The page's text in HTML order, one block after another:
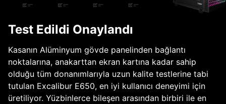
Test Edildi Onaylandı
Kasanın Alüminyum gövde panelinden bağlantı
noktalarına, anakarttan ekran kartına kadar sahip
olduğu tüm donanımlarıyla uzun kalite testlerine tabi
tutulan Excalibur E650, en iyi kullanıcı deneyimi için
üretiliyor. Yüzbinlerce bileşen arasından birbiri ile en